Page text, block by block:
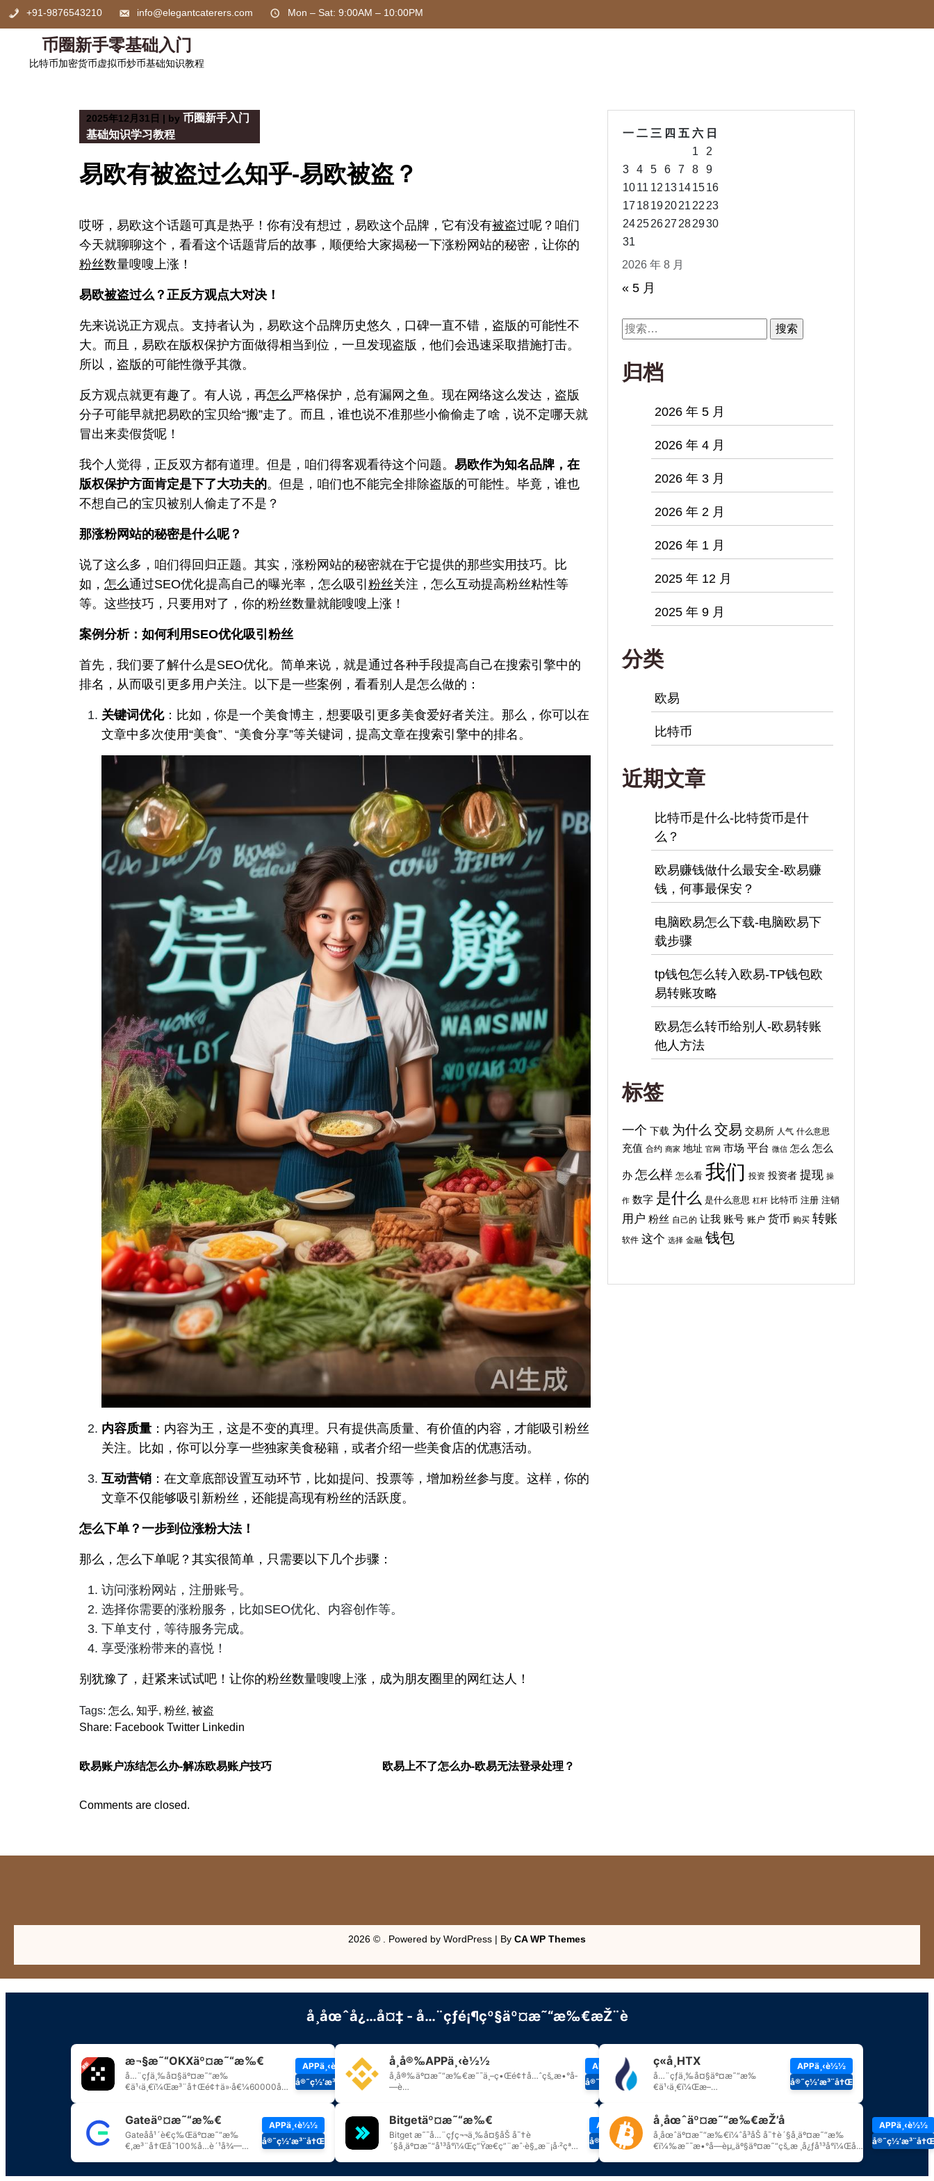
Skip
+91-9876543210 info@elegantcaterers.com Mon – Sat: 9:00AM – 10:00PM
币圈新手零基础入门
比特币加密货币虚拟币炒币基础知识教程
2025年12月31日 | by 币圈新手入门
基础知识学习教程
易欧有被盗过么知乎-易欧被盗？
哎呀，易欧这个话题可真是热乎！你有没有想过，易欧这个品牌，它有没有被盗过呢？咱们
今天就聊聊这个，看看这个话题背后的故事，顺便给大家揭秘一下涨粉网站的秘密，让你的
粉丝数量嗖嗖上涨！
易欧被盗过么？正反方观点大对决！
先来说说正方观点。支持者认为，易欧这个品牌历史悠久，口碑一直不错，盗版的可能性不
大。而且，易欧在版权保护方面做得相当到位，一旦发现盗版，他们会迅速采取措施打击。
所以，盗版的可能性微乎其微。
反方观点就更有趣了。有人说，再怎么严格保护，总有漏网之鱼。现在网络这么发达，盗版
分子可能早就把易欧的宝贝给“搬”走了。而且，谁也说不准那些小偷偷走了啥，说不定哪天就
冒出来卖假货呢！
我个人觉得，正反双方都有道理。但是，咱们得客观看待这个问题。 易欧作为知名品牌，在
版权保护方面肯定是下了大功夫的。但是，咱们也不能完全排除盗版的可能性。毕竟，谁也
不想自己的宝贝被别人偷走了不是？
那涨粉网站的秘密是什么呢？
说了这么多，咱们得回归正题。其实，涨粉网站的秘密就在于它提供的那些实用技巧。比
如， 怎么通过SEO优化提高自己的曝光率，怎么吸引 粉丝关注，怎么互动提高粉丝粘性等
等。这些技巧，只要用对了，你的粉丝数量就能嗖嗖上涨！
案例分析：如何利用SEO优化吸引粉丝
首先，我们要了解什么是SEO优化。简单来说，就是通过各种手段提高自己在搜索引擎中的
排名，从而吸引更多用户关注。以下是一些案例，看看别人是怎么做的：
关键词优化：比如，你是一个美食博主，想要吸引更多美食爱好者关注。那么，你可以在
文章中多次使用“美食”、“美食分享”等关键词，提高文章在搜索引擎中的排名。
内容质量 ：内容为王，这是不变的真理。只有提供高质量、有价值的内容，才能吸引粉丝
关注。比如，你可以分享一些独家美食秘籍，或者介绍一些美食店的优惠活动。
互动营销 ：在文章底部设置互动环节，比如提问、投票等，增加粉丝参与度。这样，你的
文章不仅能够吸引新粉丝，还能提高现有粉丝的活跃度。
怎么下单？一步到位涨粉大法！
那么，怎么下单呢？其实很简单，只需要以下几个步骤：
访问涨粉网站，注册账号。
选择你需要的涨粉服务，比如SEO优化、内容创作等。
下单支付，等待服务完成。
享受涨粉带来的喜悦！
别犹豫了，赶紧来试试吧！让你的粉丝数量嗖嗖上涨，成为朋友圈里的网红达人！
Tags: 怎么, 知乎, 粉丝, 被盗
Share: Facebook Twitter Linkedin
欧易账户冻结怎么办-解冻欧易账户技巧 欧易上不了怎么办-欧易无法登录处理？
2026 年 8 月
一 二 三 四 五 六 日
1
2
3
4 5 6 7 8
9
1011 12 13141516
17 18192021 22 23
24252627 282930
31
« 5 月
搜
索：
归档
2026 年 5 月
2026 年 4 月
2026 年 3 月
2026 年 2 月
2026 年 1 月
2025 年 12 月
2025 年 9 月
分类
欧易
比特币
近期文章
比特币是什么-比特货币是什
么？
欧易赚钱做什么最安全-欧易赚
钱，何事最保安？
电脑欧易怎么下载-电脑欧易下
载步骤
tp钱包怎么转入欧易-TP钱包欧
易转账攻略
欧易怎么转币给别人-欧易转账
他人方法
标签
一个 下载 为什么 交易 交易所 人气 什么意思
充值 合约 商家 地址 官网 市场 平台 微信 怎么 怎么
办 怎么样 怎么看 我们 投资 投资者 提现 操
作 数字 是什么 是什么意思 杠杆 比特币 注册 注销
用户 粉丝 自己的 让我 账号 账户 货币 购买 转账
软件 这个 选择 金融 钱包
Comments are closed.
2026 © . Powered by WordPress | By CA WP Themes